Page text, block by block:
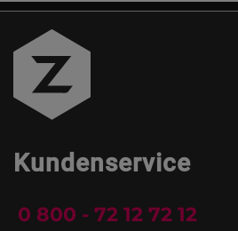
Kundenservice
0 800 - 72 12 72 12